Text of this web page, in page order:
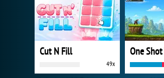
Cut N Fill
49x